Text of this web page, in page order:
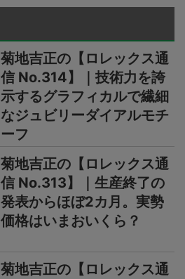
菊地吉正の【ロレックス通
信 No.314】｜技術力を誇
示するグラフィカルで繊細
なジュビリーダイアルモチ
ーフ
菊地吉正の【ロレックス通
信 No.313】｜生産終了の
発表からほぼ2カ月。実勢
価格はいまおいくら？
菊地吉正の【ロレックス通